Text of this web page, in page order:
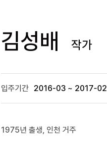
김성배 작가
입주기간 2016-03 ~ 2017-02
1975년 출생, 인천 거주